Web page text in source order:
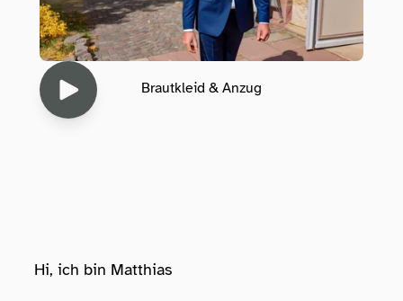
Brautkleid & Anzug
Hi, ich bin Matthias